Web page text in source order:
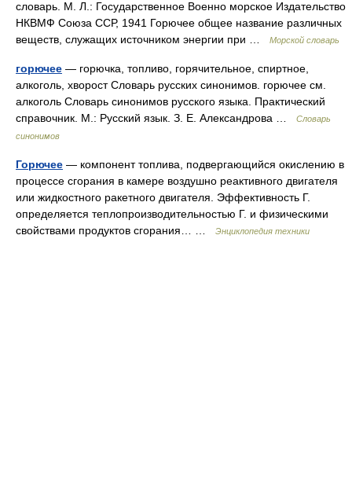
словарь. М. Л.: Государственное Военно морское Издательство
НКВМФ Союза ССР, 1941 Горючее общее название различных
веществ, служащих источником энергии при …
Морской словарь
горючее — горючка, топливо, горячительное, спиртное,
алкоголь, хворост Словарь русских синонимов. горючее см.
алкоголь Словарь синонимов русского языка. Практический
справочник. М.: Русский язык. З. Е. Александрова …
Словарь
синонимов
Горючее — компонент топлива, подвергающийся окислению в
процессе сгорания в камере воздушно реактивного двигателя
или жидкостного ракетного двигателя. Эффективность Г.
определяется теплопроизводительностью Г. и физическими
свойствами продуктов сгорания… …
Энциклопедия техники